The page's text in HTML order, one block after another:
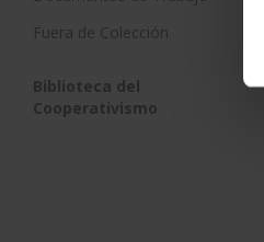
Fuera de Colección
Biblioteca del
Cooperativismo